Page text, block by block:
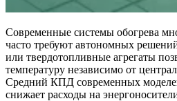
Современные системы обогрева
часто требуют автономных
или твердотопливные агрегаты
температуру независимо от
Средний КПД современных
снижает расходы на